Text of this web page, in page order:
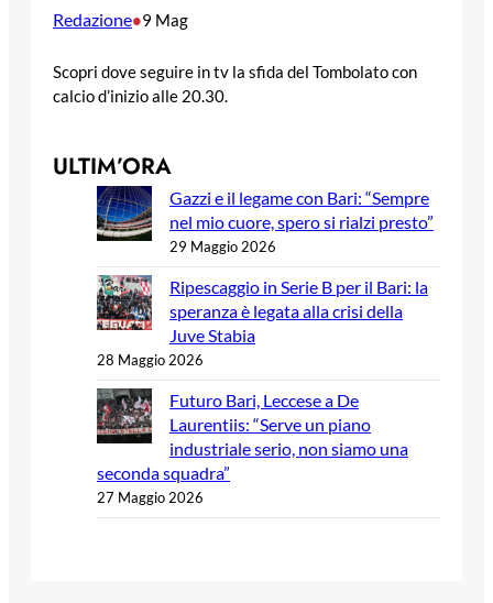
Redazione•9 Mag
Scopri dove seguire in tv la sfida del Tombolato con
calcio d’inizio alle 20.30.
ULTIM’ORA
Gazzi e il legame con Bari: “Sempre
nel mio cuore, spero si rialzi presto”
29 Maggio 2026
Ripescaggio in Serie B per il Bari: la
speranza è legata alla crisi della
Juve Stabia
28 Maggio 2026
Futuro Bari, Leccese a De
Laurentiis: “Serve un piano
industriale serio, non siamo una
seconda squadra”
27 Maggio 2026